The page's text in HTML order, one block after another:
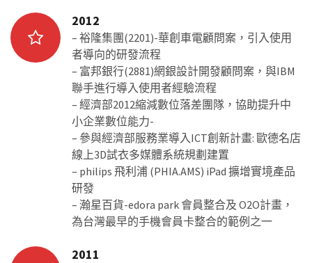
2012
– 裕隆集團(2201)-華創車電顧問案，引入使用
者導向的研發流程
– 富邦銀行(2881)網銀設計開發顧問案，與IBM
聯手進行導入使用者經驗流程
– 經濟部2012縮減數位落差團隊，協助提升中
小企業數位能力-
– 參與經濟部服務業導入ICT創新計畫: 歐德名店
線上3D試衣多媒體系統規劃建置
– philips 飛利浦 (PHIA.AMS) iPad 擴增實境產品
研發
– 瀚星百貨-edora park 會員整合及 O2O計畫，
為台灣最早的手機會員卡整合的範例之一
2011